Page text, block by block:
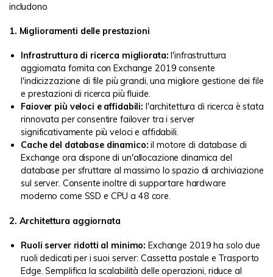
includono
1. Miglioramenti delle prestazioni
Infrastruttura di ricerca migliorata: l'infrastruttura
aggiornata fornita con Exchange 2019 consente
l'indicizzazione di file più grandi, una migliore gestione dei file
e prestazioni di ricerca più fluide.
Faiover più veloci e affidabili: l'architettura di ricerca è stata
rinnovata per consentire failover tra i server
significativamente più veloci e affidabili.
Cache del database dinamico: il motore di database di
Exchange ora dispone di un'allocazione dinamica del
database per sfruttare al massimo lo spazio di archiviazione
sul server. Consente inoltre di supportare hardware
moderno come SSD e CPU a 48 core.
2. Architettura aggiornata
Ruoli server ridotti al minimo: Exchange 2019 ha solo due
ruoli dedicati per i suoi server: Cassetta postale e Trasporto
Edge. Semplifica la scalabilità delle operazioni, riduce al